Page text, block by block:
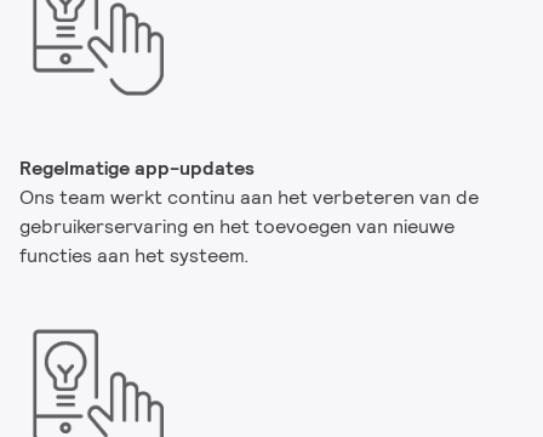
Regelmatige app-updates
Ons team werkt continu aan het verbeteren van de
gebruikerservaring en het toevoegen van nieuwe
functies aan het systeem.